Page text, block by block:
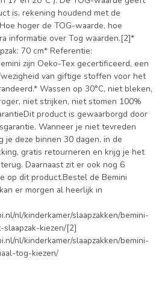
is, rekening houdend met de
hoger de TOG-waarde, hoe
informatie over Tog waarden.[2]*
70 cm* Referentie:
zijn Oeko-Tex gecertificeerd, een
van giftige stoffen voor het
Wassen op 30°C, niet bleken,
niet strijken, niet stomen 100%
product is gewaarborgd door
Wanneer je niet tevreden
je deze binnen 30 dagen, in de
gratis retourneren en krijg je het
Daarnaast zit er ook nog 6
op dit product.Bestel de Bemini
er morgen al heerlijk in
nl/kinderkamer/slaapzakken/bemini-
kiezen/[2]
nl/kinderkamer/slaapzakken/bemini-
tog-kiezen/